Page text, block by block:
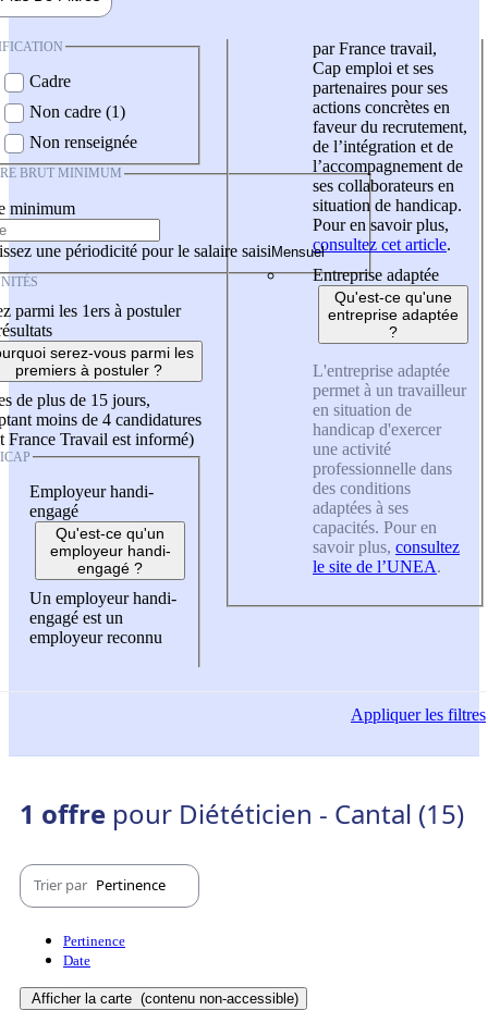
Cadre
Non cadre (1)
Non renseignée
BRUT MINIMUM
minimum
une périodicité pour le salaire saisi
parmi les 1ers à postuler
serez-vous parmi les
premiers à postuler ?
de plus de 15 jours,
moins de 4 candidatures
France Travail est informé)
Employeur handi-
engagé
Qu'est-ce qu'un
employeur handi-
engagé ?
Un employeur handi-
engagé est un
employeur reconnu
par France travail,
Cap emploi et ses
partenaires pour ses
actions concrètes en
faveur du recrutement,
de l’intégration et de
l’accompagnement de
ses collaborateurs en
situation de handicap.
Pour en savoir plus,
consultez cet article.
Entreprise adaptée
Qu'est-ce qu'une
entreprise adaptée
?
L'entreprise adaptée
permet à un travailleur
en situation de
handicap d'exercer
une activité
professionnelle dans
des conditions
adaptées à ses
capacités. Pour en
savoir plus, consultez
le site de l’UNEA.
Appliquerles filtres
1 offre pour Diététicien - Cantal (15)
Trier par Pertinence
Pertinence
Date
Afficher la carte (contenu non-accessible)